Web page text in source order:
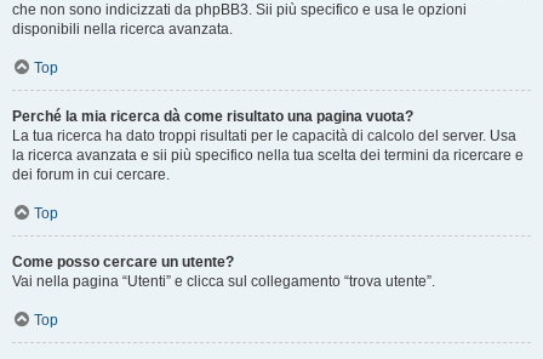
che non sono indicizzati da phpBB3. Sii più specifico e usa le opzioni
disponibili nella ricerca avanzata.
Top
Perché la mia ricerca dà come risultato una pagina vuota?
La tua ricerca ha dato troppi risultati per le capacità di calcolo del server. Usa
la ricerca avanzata e sii più specifico nella tua scelta dei termini da ricercare e
dei forum in cui cercare.
Top
Come posso cercare un utente?
Vai nella pagina “Utenti” e clicca sul collegamento “trova utente”.
Top